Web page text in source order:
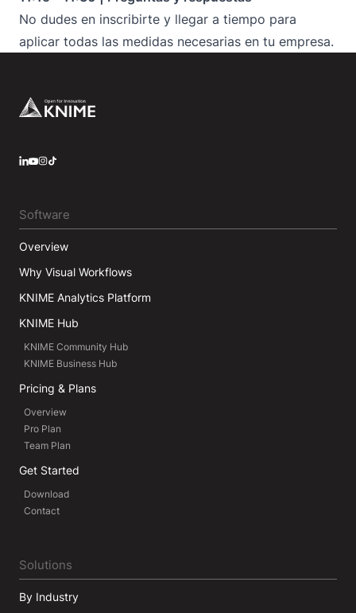
No dudes en inscribirte y llegar a tiempo para
aplicar todas las medidas necesarias en tu empresa.
Footer
Software
Overview
Why Visual Workflows
KNIME Analytics Platform
KNIME Hub
KNIME Community Hub
KNIME Business Hub
Pricing & Plans
Overview
Pro Plan
Team Plan
Get Started
Download
Contact
Solutions
By Industry
LinkedIn
YouTube
Instagram